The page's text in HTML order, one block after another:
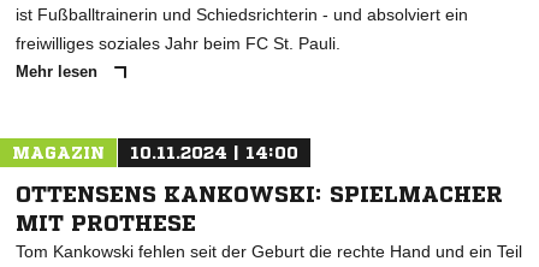
ist Fußballtrainerin und Schiedsrichterin - und absolviert ein
freiwilliges soziales Jahr beim FC St. Pauli.
Mehr lesen
MAGAZIN 10.11.2024 | 14:00
OTTENSENS KANKOWSKI: SPIELMACHER
MIT PROTHESE
Tom Kankowski fehlen seit der Geburt die rechte Hand und ein Teil